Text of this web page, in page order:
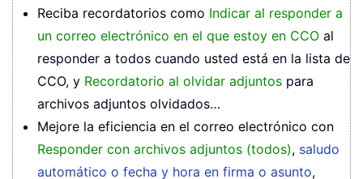
Reciba recordatorios como Indicar al responder a
un correo electrónico en el que estoy en CCO al
responder a todos cuando usted está en la lista de
CCO, y Recordatorio al olvidar adjuntos para
archivos adjuntos olvidados…
Mejore la eficiencia en el correo electrónico con
Responder con archivos adjuntos (todos), saludo
automático o fecha y hora en firma o asunto,